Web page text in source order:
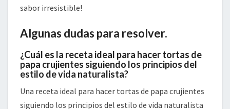
sabor irresistible!
Algunas dudas para resolver.
¿Cuál es la receta ideal para hacer tortas de
papa crujientes siguiendo los principios del
estilo de vida naturalista?
Una receta ideal para hacer tortas de papa crujientes
siguiendo los principios del estilo de vida naturalista